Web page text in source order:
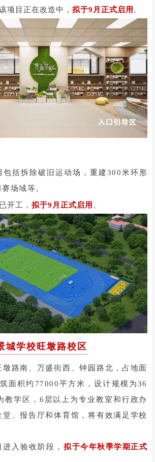
项目正在改造中， 拟于9月正式启用 。
包括拆除破旧运动场，重建300米环形
场域等。
开工， 拟于9月正式启用 。
城学校旺墩路校区
路南、万盛街西、钟园路北，占地面
面积约77000平方米，设计规模为36
教学区，6层以上为专业教室和行政办
、报告厅和体育馆，将有效满足学校
进入验收阶段，拟于今年秋季学期正式